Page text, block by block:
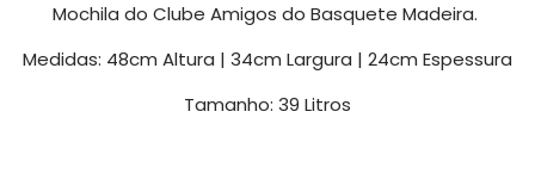
Mochila do Clube Amigos do Basquete Madeira.
Medidas: 48cm Altura | 34cm Largura | 24cm Espessura
Tamanho: 39 Litros